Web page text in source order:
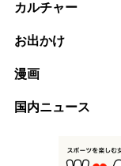
カルチャー
お出かけ
漫画
国内ニュース